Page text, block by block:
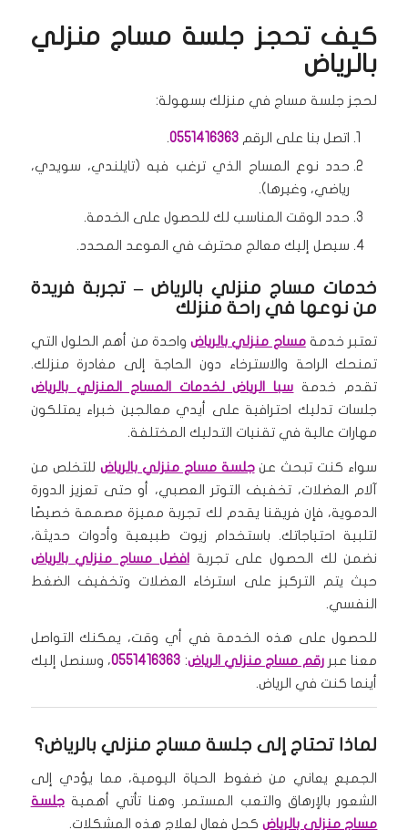
كيف تحجز جلسة مساج منزلي
بالرياض
لحجز جلسة مساج في منزلك بسهولة:
اتصل بنا على الرقم 0551416363
.
حدد نوع المساج الذي ترغب فيه (تايلندي، سويدي،
رياضي، وغيرها).
حدد الوقت المناسب لك للحصول على الخدمة.
سيصل إليك معالج محترف في الموعد المحدد.
خدمات مساج منزلي بالرياض – تجربة فريدة
من نوعها في راحة منزلك
تعتبر خدمةمساج منزلي بالرياضواحدة من أهم الحلول التي
تمنحك الراحة والاسترخاء دون الحاجة إلى مغادرة منزلك.
تقدم خدمة سبا الرياض لخدمات المساج المنزلي بالرياض
جلسات تدليك احترافية على أيدي معالجين خبراء يمتلكون
مهارات عالية في تقنيات التدليك المختلفة.
سواء كنت تبحث عنجلسة مساج منزلي بالرياض للتخلص من
آلام العضلات، تخفيف التوتر العصبي، أو حتى تعزيز الدورة
الدموية، فإن فريقنا يقدم لك تجربة مميزة مصممة خصيصًا
لتلبية احتياجاتك. باستخدام زيوت طبيعية وأدوات حديثة،
نضمن لك الحصول على تجربةافضل مساج منزلي بالرياض
حيث يتم التركيز على استرخاء العضلات وتخفيف الضغط
النفسي.
للحصول على هذه الخدمة في أي وقت، يمكنك التواصل
معنا عبررقم مساج منزلي الرياض:
0551416363، وسنصل إليك
أينما كنت في الرياض.
لماذا تحتاج إلى جلسة مساج منزلي بالرياض؟
الجميع يعاني من ضغوط الحياة اليومية، مما يؤدي إلى
الشعور بالإرهاق والتعب المستمر. وهنا تأتي أهميةجلسة
مساج منزلي بالرياضكحل فعال لعلاج هذه المشكلات.